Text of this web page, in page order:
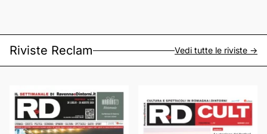
Riviste Reclam Vedi tutte le riviste ->